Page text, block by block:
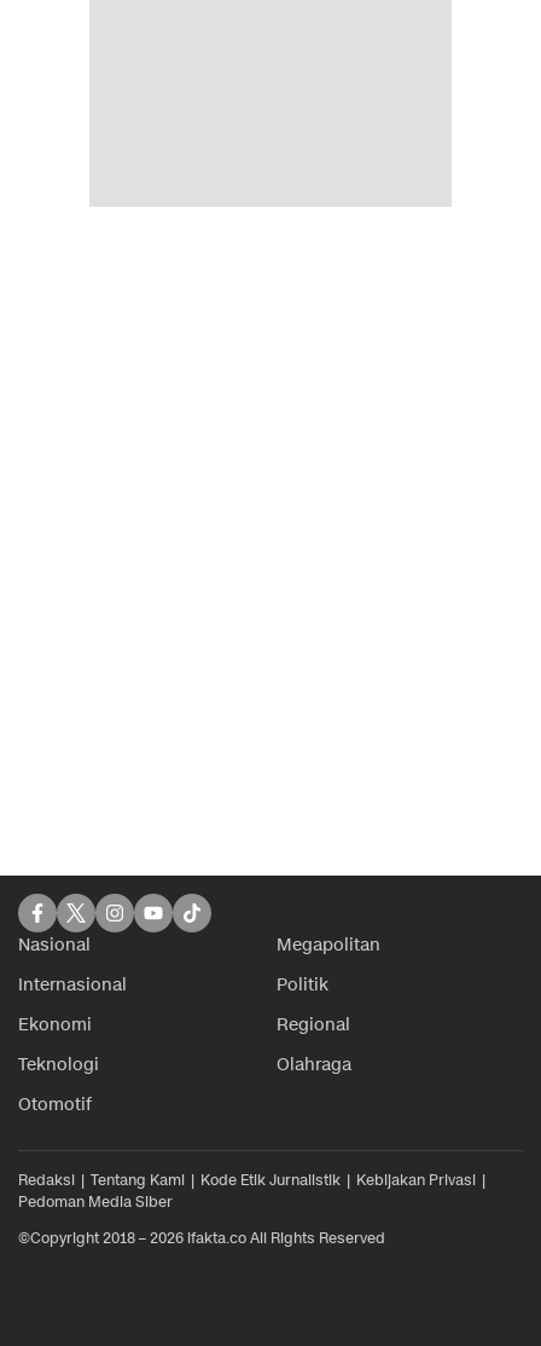
Nasional
Megapolitan
Internasional
Politik
Ekonomi
Regional
Teknologi
Olahraga
Otomotif
Redaksi Tentang Kami Kode Etik Jurnalistik
Kebijakan Privasi
Pedoman Media Siber
©Copyright 2018 – 2026 ifakta.co All Rights Reserved